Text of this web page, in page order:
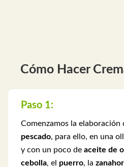
Cómo Hacer
Paso 1:
Comenzamos la elaboración
pescado, para ello, en una
y con un poco de aceite de
cebolla, el puerro, la